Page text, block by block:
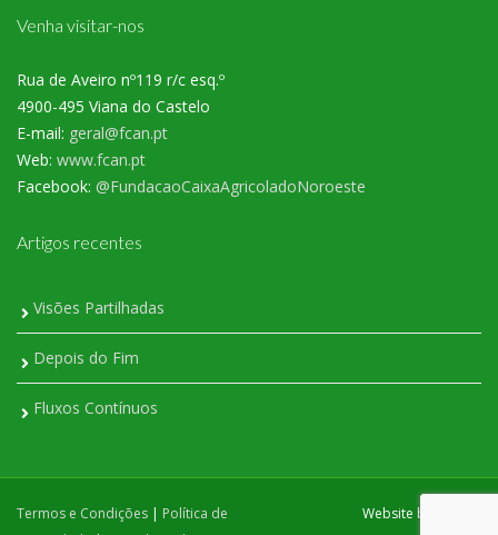
Venha visitar-nos
Rua de Aveiro nº119 r/c esq.º
4900-495 Viana do Castelo
E-mail: geral@fcan.pt
Web: www.fcan.pt
Facebook: @FundacaoCaixaAgricoladoNoroeste
Artigos recentes
Visões Partilhadas
Depois do Fim
Fluxos Contínuos
Termos e Condições
Política de
Website by